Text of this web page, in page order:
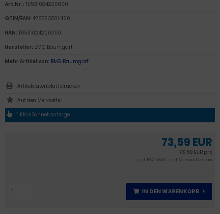
73,59 EUR
73,59 EUR pro
zzgl. 19 % MwSt. zzgl.Versandkosten
IN DEN WARENKORB
Art.Nr.: T0531024200000
GTIN/EAN: 4255635614160
HAN: T0531024200000
Hersteller: BMG Baumgart
Mehr Artikel von: BMG Baumgart
Artikeldatenblatt drucken
1 Klick Schnellanfrage